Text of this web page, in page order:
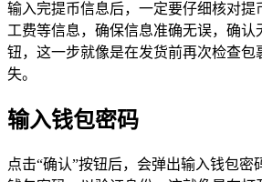
输入完提币信息后，一定要仔细核对提
工费等信息，确保信息准确无误，确认
钮，这一步就像是在发货前再次检查包
失。
输入钱包密码
点击“确认”按钮后，会弹出输入钱包密